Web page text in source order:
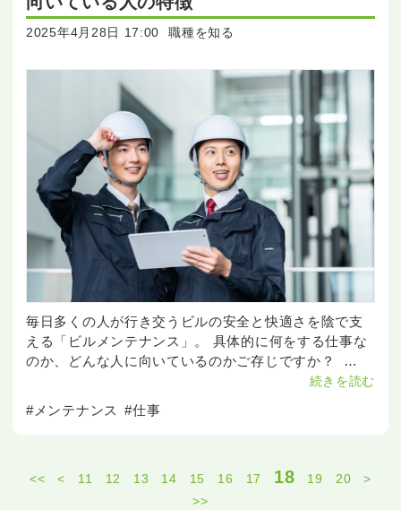
2025年4月28日 17:00 職種を知る
毎日多くの人が行き交うビルの安全と快適さを陰で支
える「ビルメンテナンス」。 具体的に何をする仕事な
のか、どんな人に向いているのかご存じですか？
「求人を見て興味が出た」「自分の性格や適性は合っ
#メンテナンス #仕事
続きを読む
<< < 11 12 13 14 15 16 17 18 19 20
>
>>